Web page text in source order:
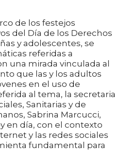
de los festejos
del Día de los Derechos
y adolescentes, se
referidas a
una mirada vinculada al
que las y los adultos
en el uso de
al tema, la secretaria
Sanitarias y de
Sabrina Marcucci,
en día, con el contexto
y las redes sociales
fundamental para